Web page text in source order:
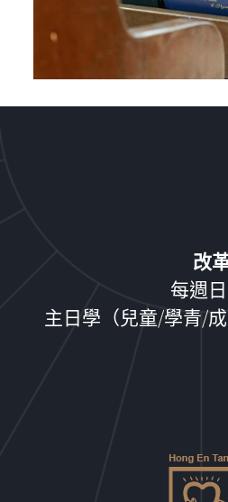
改
每週
主日學（兒童/學青/